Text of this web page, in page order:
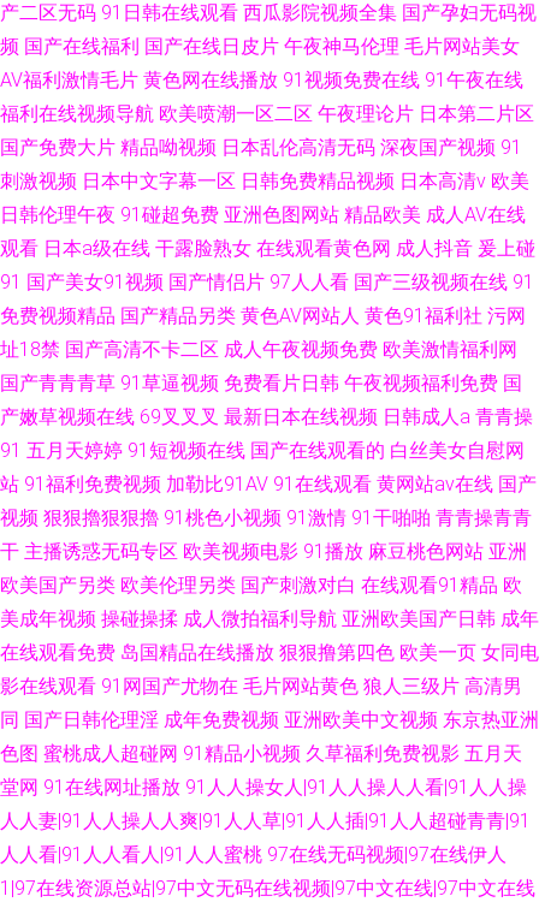
产二区无码 91日韩在线观看 西瓜影院视频全集 国产孕妇无码视
频 国产在线福利 国产在线日皮片 午夜神马伦理 毛片网站美女
AV福利激情毛片 黄色网在线播放 91视频免费在线 91午夜在线
福利在线视频导航 欧美喷潮一区二区 午夜理论片 日本第二片区
国产免费大片 精品呦视频 日本乱伦高清无码 深夜国产视频 91
刺激视频 日本中文字幕一区 日韩免费精品视频 日本高清v 欧美
日韩伦理午夜 91碰超免费 亚洲色图网站 精品欧美 成人AV在线
观看 日本a级在线 干露脸熟女 在线观看黄色网 成人抖音 爰上碰
91 国产美女91视频 国产情侣片 97人人看 国产三级视频在线 91
免费视频精品 国产精品另类 黄色AV网站人 黄色91福利社 污网
址18禁 国产高清不卡二区 成人午夜视频免费 欧美激情福利网
国产青青青草 91草逼视频 免费看片日韩 午夜视频福利免费 国
产嫩草视频在线 69叉叉叉 最新日本在线视频 日韩成人a 青青操
91 五月天婷婷 91短视频在线 国产在线观看的 白丝美女自慰网
站 91福利免费视频 加勒比91AV 91在线观看 黄网站av在线 国产
视频 狠狠擼狠狠擼 91桃色小视频 91激情 91干啪啪 青青操青青
干 主播诱惑无码专区 欧美视频电影 91播放 麻豆桃色网站 亚洲
欧美国产另类 欧美伦理另类 国产刺激对白 在线观看91精品 欧
美成年视频 操碰操揉 成人微拍福利导航 亚洲欧美国产日韩 成年
在线观看免费 岛国精品在线播放 狠狠撸第四色 欧美一页 女同电
影在线观看 91网国产尤物在 毛片网站黄色 狼人三级片 高清男
同 国产日韩伦理淫 成年免费视频 亚洲欧美中文视频 东京热亚洲
色图 蜜桃成人超碰网 91精品小视频 久草福利免费视影 五月天
堂网 91在线网址播放 91人人操女人|91人人操人人看|91人人操
人人妻|91人人操人人爽|91人人草|91人人插|91人人超碰青青|91
人人看|91人人看人|91人人蜜桃 97在线无码视频|97在线伊人
1|97在线资源总站|97中文无码在线视频|97中文在线|97中文在线